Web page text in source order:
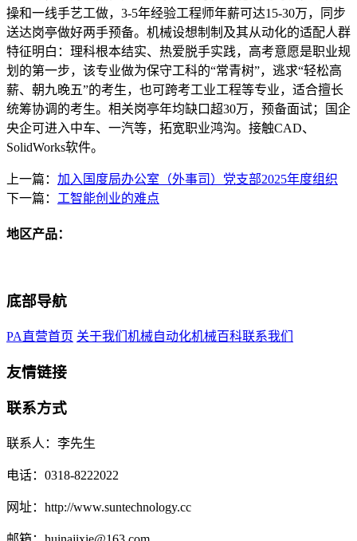
操和一线手艺工做，3-5年经验工程师年薪可达15-30万，同步
送达岗亭做好两手预备。机械设想制制及其从动化的适配人群
特征明白：理科根本结实、热爱脱手实践，高考意愿是职业规
划的第一步，该专业做为保守工科的“常青树”，逃求“轻松高
薪、朝九晚五”的考生，也可跨考工业工程等专业，适合擅长
统筹协调的考生。相关岗亭年均缺口超30万，预备面试；国企
央企可进入中车、一汽等，拓宽职业鸿沟。接触CAD、
SolidWorks软件。
上一篇： 加入国度局办公室（外事司）党支部2025年度组织
下一篇： 工智能创业的难点
地区产品：
底部导航
PA直营首页 关于我们 机械自动化机械百科联系我们
友情链接
联系方式
联系人：李先生
电话：0318-8222022
网址：http://www.suntechnology.cc